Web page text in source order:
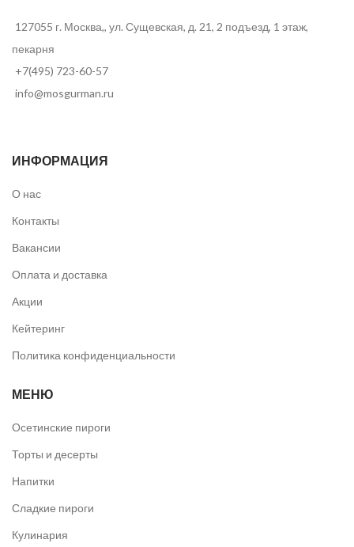
127055 г. Москва,, ул. Сущевская, д. 21, 2 подъезд, 1 этаж,
пекарня
+7(495) 723-60-57
info@mosgurman.ru
ИНФОРМАЦИЯ
О нас
Контакты
Вакансии
Оплата и доставка
Акции
Кейтеринг
Политика конфиденциальности
МЕНЮ
Осетинские пироги
Торты и десерты
Напитки
Сладкие пироги
Кулинария